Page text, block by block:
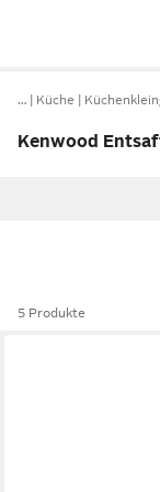
… Küche
Kenwood
5 Produkte